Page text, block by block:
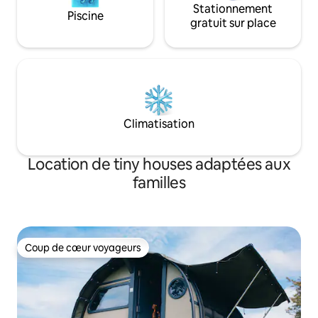
Piscine
Stationnement
gratuit sur place
Climatisation
Location de tiny houses adaptées aux
familles
Coup de cœur voyageurs
Coup de cœur voyageurs